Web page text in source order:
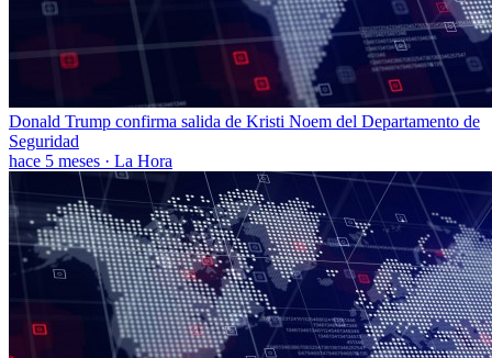
Donald Trump confirma salida de Kristi Noem del Departamento de
Seguridad
hace 5 meses · La Hora